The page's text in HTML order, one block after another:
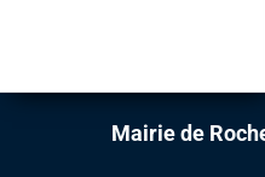
–
Mairie de